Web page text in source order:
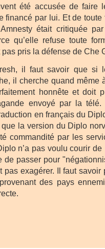
été accusée de faire
financé par lui. Et de
était critiquée
qu’elle refuse toute
pas pris la défense de Che
il faut savoir que si
il cherche quand même
honnête et doit
envoyé par la
en français du
la version du Diplo
commandité par les
n’a pas voulu courir
de passer pour
pas exagérer. Il faut savoir
des pays